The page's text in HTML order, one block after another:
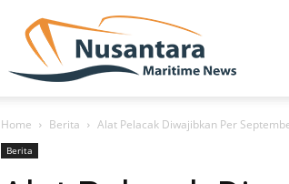
Home Berita Alat Pelacak Diwajibkan Per
Berita